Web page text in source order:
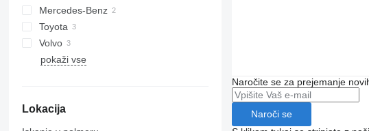
F90
TGA
TGL
TGM
Mercedes-Benz
Toyota
Probox
Yaris
Volvo
FL
pokaži vse
Lokacija
Naročite se za prejemanje
Naroči se